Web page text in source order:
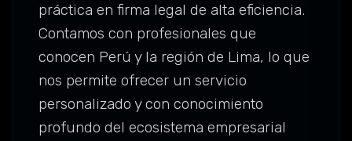
práctica en firma legal de alta eficiencia.
Contamos con profesionales que
conocen Perú y la región de Lima, lo que
nos permite ofrecer un servicio
personalizado y con conocimiento
profundo del ecosistema empresarial